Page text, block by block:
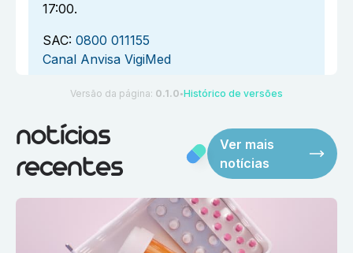
17:00.
SAC: 0800 011155
Canal Anvisa VigiMed
Versão da página: 0.1.0 ●Histórico de versões
notícias
recentes
Ver mais
notícias